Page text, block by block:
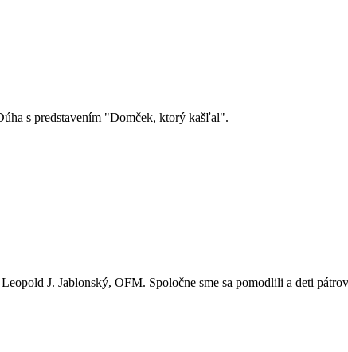
s predstavením "Domček, ktorý kašľal".
J. Jablonský, OFM. Spoločne sme sa pomodlili a deti